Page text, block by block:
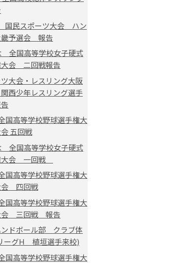
国民スポーツ大会 ハン
畿予選会 報告
全国高等学校女子硬式
大会 二回戦報告
大会・レスリング大阪
西少年レスリング選手
高等学校野球選手権大
五回戦
全国高等学校女子硬式
大会 一回戦
高等学校野球選手権大
四回戦
高等学校野球選手権大
三回戦 報告
ンドボール部 クラブ体
グH 植垣選手来校)
高等学校野球選手権大